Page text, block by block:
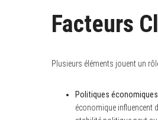
Facteurs
Plusieurs éléments jouent un
Politiques
économique influencent